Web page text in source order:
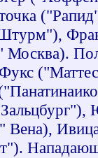
Москва).
Вена),